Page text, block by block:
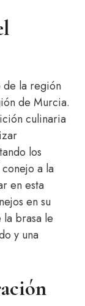
de la región
de Murcia.
culinaria
los
a la
en esta
en su
la brasa le
y una